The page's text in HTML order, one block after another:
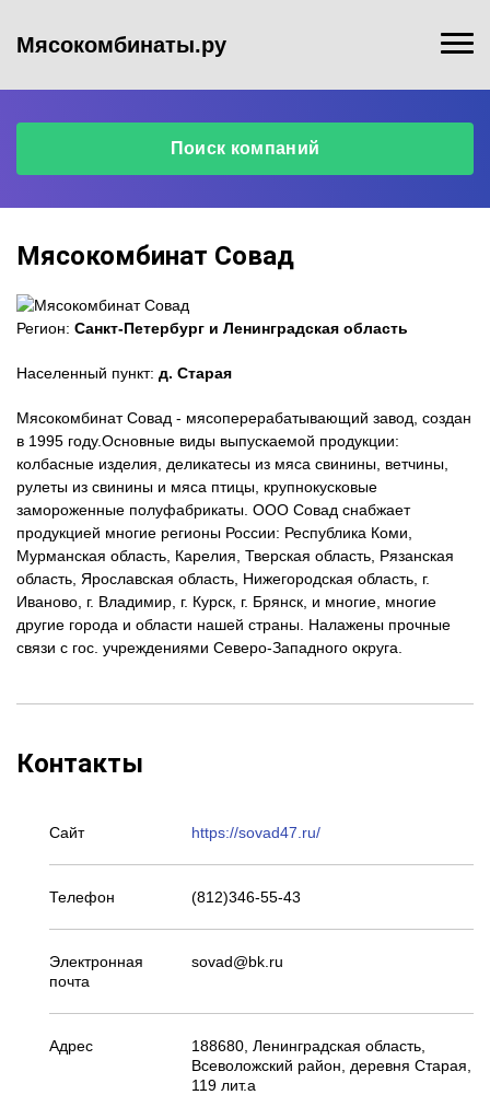
Мясокомбинаты.ру
Поиск компаний
Мясокомбинат Совад
Регион: Санкт-Петербург и Ленинградская область
Населенный пункт: д. Старая
Мясокомбинат Совад - мясоперерабатывающий завод, создан
в 1995 году.Основные виды выпускаемой продукции:
колбасные изделия, деликатесы из мяса свинины, ветчины,
рулеты из свинины и мяса птицы, крупнокусковые
замороженные полуфабрикаты. ООО Совад снабжает
продукцией многие регионы России: Республика Коми,
Мурманская область, Карелия, Тверская область, Рязанская
область, Ярославская область, Нижегородская область, г.
Иваново, г. Владимир, г. Курск, г. Брянск, и многие, многие
другие города и области нашей страны. Налажены прочные
связи с гос. учреждениями Северо-Западного округа.
Контакты
Сайт https://sovad47.ru/
Телефон (812)346-55-43
Электронная
почта
sovad@bk.ru
Адрес
188680, Ленинградская область,
Всеволожский район, деревня Старая,
119 лит.а